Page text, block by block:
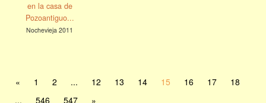
en la casa de
Pozoantiguo...
Nochevieja 2011
« 1 2 ... 12 13 14 15 16 17
18
...
546 547 »